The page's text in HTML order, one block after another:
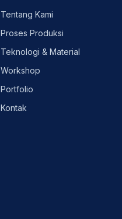
Tentang Kami
Proses Produksi
Teknologi & Material
Workshop
Portfolio
Kontak